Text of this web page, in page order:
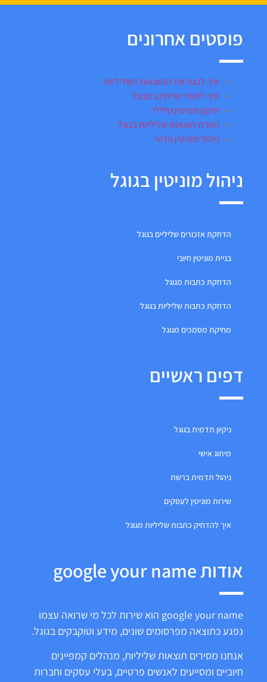
פוסטים אחרונים
איך לנצח את התוצאות השליליות
איך להסיר שיימינג מגוגל
תיקון מוניטין שלילי
הסרת תוצאות שליליות בגוגל
ניהול מוניטין פרטי
ניהול מוניטין בגוגל
הדחקת אזכורים שליליים בגוגל
בניית מוניטין חיובי
הדחקת כתבות מגוגל
הדחקת כתבות שליליות בגוגל
מחיקת מסמכים מגוגל
דפים ראשיים
ניקיון תדמית בגוגל
מיתוג אישי
ניהול תדמית ברשת
שירות מוניטין לעסקים
איך להדחיק כתבות שליליות מגוגל
אודות google your name
google your name הוא שירות לכל מי שרואה עצמו
נפגע כתוצאה מפרסומים שונים, מידע וטוקבקים בגוגל.
אנחנו מסירים תוצאות שליליות, מנהלים קמפיינים
חיוביים ומסייעים לאנשים פרטיים, בעלי עסקים וחברות